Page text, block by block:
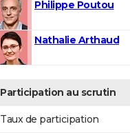
Philippe Poutou
Nathalie Arthaud
Participation au scrutin
Taux de participation